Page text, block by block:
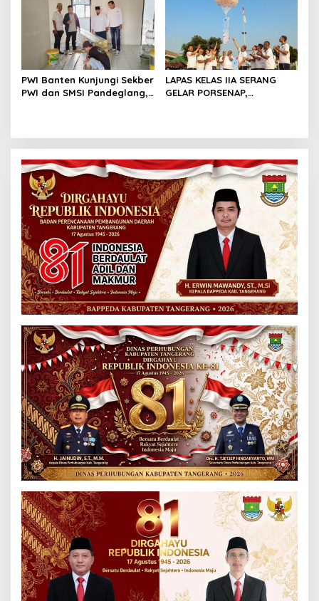
Minim Transparansi
PWI Banten Kunjungi Sekber
PWI dan SMSI Pandeglang,
LAPAS KELAS IIA SERANG
GELAR PORSENAP,